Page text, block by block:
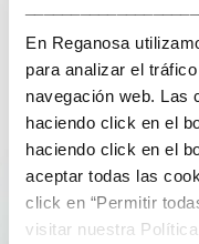
En Reganosa
para analizar el
navegación web. Las
haciendo click en el
haciendo click en el
aceptar todas las
click en “Permitir
visitar nuestra Política
reúne ao seu
Reganosa
Este martes, as
escenario da
administración de
da regasificadora de
%) e Reganosa (25